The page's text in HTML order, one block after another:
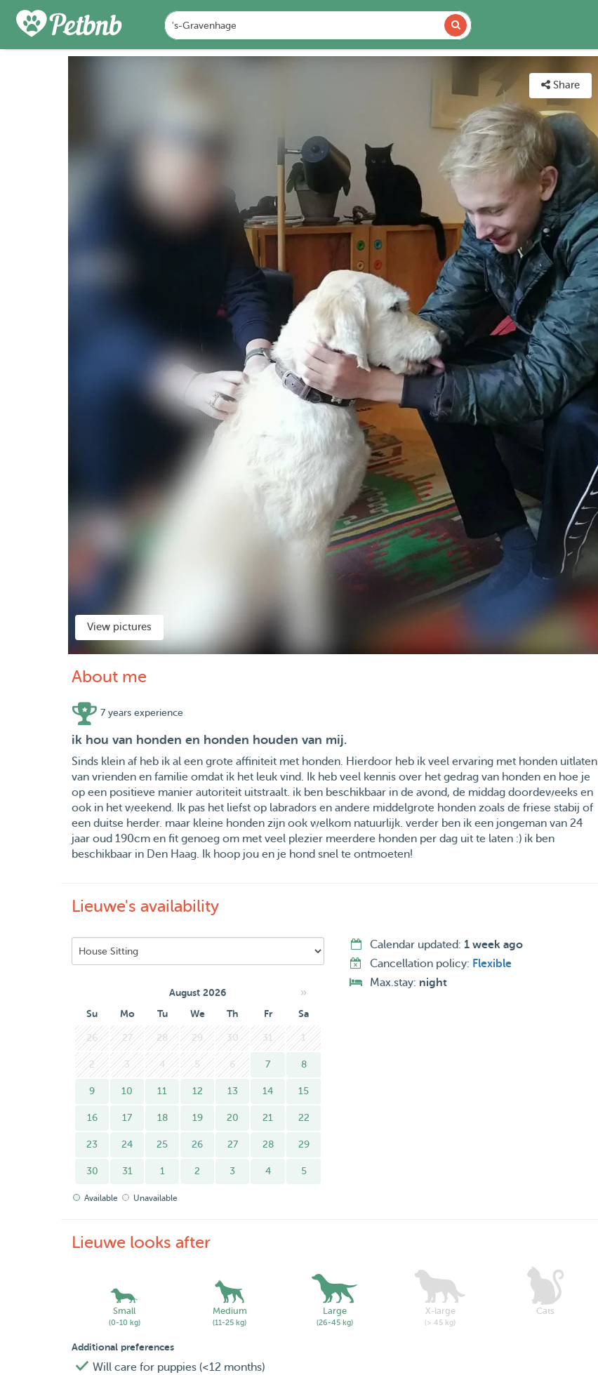
Share
View pictures
About me
7 years experience
ik hou van honden en honden houden van mij.
Sinds klein af heb ik al een grote affiniteit met honden. Hierdoor heb ik veel ervaring met honden uitlaten
van vrienden en familie omdat ik het leuk vind. Ik heb veel kennis over het gedrag van honden en hoe je
op een positieve manier autoriteit uitstraalt. ik ben beschikbaar in de avond, de middag doordeweeks en
ook in het weekend. Ik pas het liefst op labradors en andere middelgrote honden zoals de friese stabij of
een duitse herder. maar kleine honden zijn ook welkom natuurlijk. verder ben ik een jongeman van 24
jaar oud 190cm en fit genoeg om met veel plezier meerdere honden per dag uit te laten :) ik ben
beschikbaar in Den Haag. Ik hoop jou en je hond snel te ontmoeten!
Lieuwe's availability
August 2026 »
Su Mo Tu We Th Fr Sa
26 27 28 29 30 31 1
2 3 4 5 6 7 8
9 10 11 12 13 14 15
16 17 18 19 20 21 22
23 24 25 26 27 28 29
30 31 1 2 3 4 5
Available Unavailable
Calendar updated: 1 week ago
Cancellation policy: Flexible
Max.stay: night
Lieuwe looks after
Small
(0-10 kg)
Medium
(11-25 kg)
Large
(26-45 kg)
X-large
(> 45 kg)
Cats
Additional preferences
Will care for puppies (<12 months)